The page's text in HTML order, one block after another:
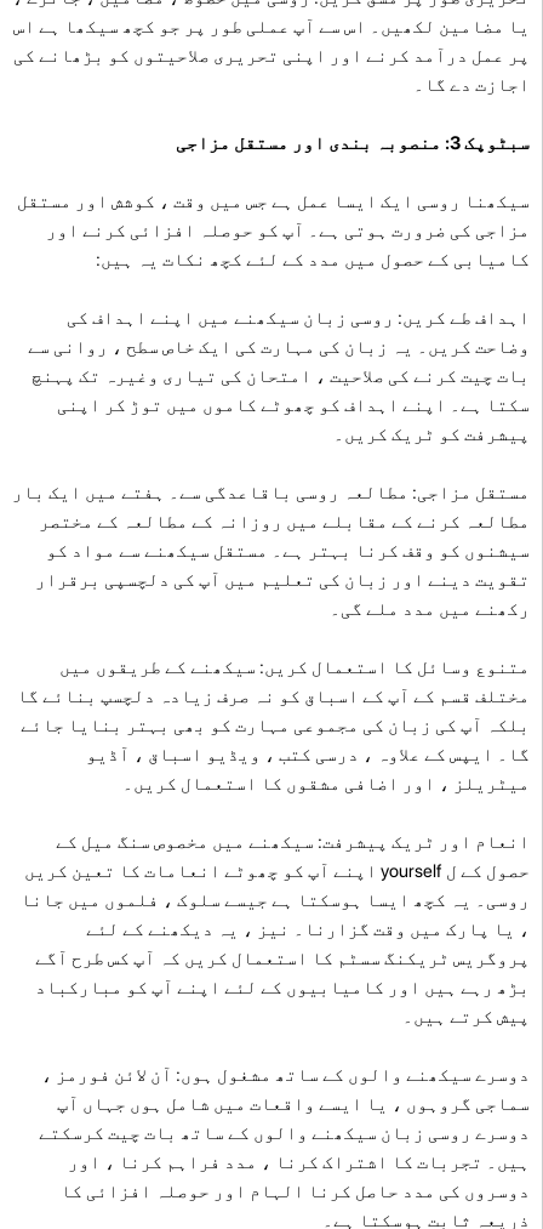
یا مضامین لکھیں۔ اس سے آپ عملی طور پر جو کچھ سیکھا ہے اس
پر عمل درآمد کرنے اور اپنی تحریری صلاحیتوں کو بڑھانے کی
اجازت دے گا۔
سبٹوپک 3: منصوبہ بندی اور مستقل مزاجی
سیکھنا روسی ایک ایسا عمل ہے جس میں وقت ، کوشش اور مستقل
مزاجی کی ضرورت ہوتی ہے۔ آپ کو حوصلہ افزائی کرنے اور
کامیابی کے حصول میں مدد کے لئے کچھ نکات یہ ہیں:
اہداف طے کریں: روسی زبان سیکھنے میں اپنے اہداف کی
وضاحت کریں۔ یہ زبان کی مہارت کی ایک خاص سطح ، روانی سے
بات چیت کرنے کی صلاحیت ، امتحان کی تیاری وغیرہ تک پہنچ
سکتا ہے۔ اپنے اہداف کو چھوٹے کاموں میں توڑ کر اپنی
پیشرفت کو ٹریک کریں۔
مستقل مزاجی: مطالعہ روسی باقاعدگی سے۔ ہفتے میں ایک بار
مطالعہ کرنے کے مقابلے میں روزانہ کے مطالعہ کے مختصر
سیشنوں کو وقف کرنا بہتر ہے۔ مستقل سیکھنے سے مواد کو
تقویت دینے اور زبان کی تعلیم میں آپ کی دلچسپی برقرار
رکھنے میں مدد ملے گی۔
متنوع وسائل کا استعمال کریں: سیکھنے کے طریقوں میں
مختلف قسم کے آپ کے اسباق کو نہ صرف زیادہ دلچسپ بنائے گا
بلکہ آپ کی زبان کی مجموعی مہارت کو بھی بہتر بنایا جائے
گا۔ ایپس کے علاوہ ، درسی کتب ، ویڈیو اسباق ، آڈیو
میٹریلز ، اور اضافی مشقوں کا استعمال کریں۔
انعام اور ٹریک پیشرفت: سیکھنے میں مخصوص سنگ میل کے
حصول کے ل yourself اپنے آپ کو چھوٹے انعامات کا تعین کریں
روسی۔ یہ کچھ ایسا ہوسکتا ہے جیسے سلوک ، فلموں میں جانا
، یا پارک میں وقت گزارنا۔ نیز ، یہ دیکھنے کے لئے
پروگریس ٹریکنگ سسٹم کا استعمال کریں کہ آپ کس طرح آگے
بڑھ رہے ہیں اور کامیابیوں کے لئے اپنے آپ کو مبارکباد
پیش کرتے ہیں۔
دوسرے سیکھنے والوں کے ساتھ مشغول ہوں: آن لائن فورمز ،
سماجی گروہوں ، یا ایسے واقعات میں شامل ہوں جہاں آپ
دوسرے روسی زبان سیکھنے والوں کے ساتھ بات چیت کرسکتے
ہیں۔ تجربات کا اشتراک کرنا ، مدد فراہم کرنا ، اور
دوسروں کی مدد حاصل کرنا الہام اور حوصلہ افزائی کا
ذریعہ ثابت ہوسکتا ہے۔